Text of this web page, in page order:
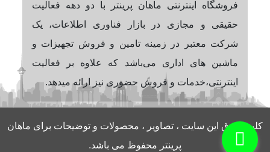
فروشگاه اینترنتی ماهان پرینتر با دو دهه فعالیت
حقیقی و مجازی در بازار فناوری اطلاعات، یک
شرکت معتبر در زمینه تامین و فروش تجهیزات و
ماشین های اداری می‌باشد که علاوه بر فعالیت
اینترنتی،خدمات و فروش حضوری نیز ارائه میدهد.
کلیه حقوق این سایت ، تصاویر ، محصولات و توضیحات برای ماهان
پرینتر محفوظ می باشد.